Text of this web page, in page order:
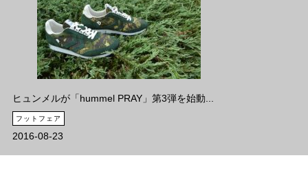
ヒュンメルが「hummel PRAY」第3弾を始動...
フットフェア
2016-08-23